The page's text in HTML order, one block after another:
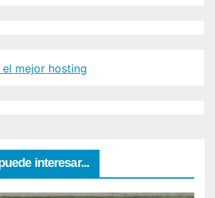
interesar...